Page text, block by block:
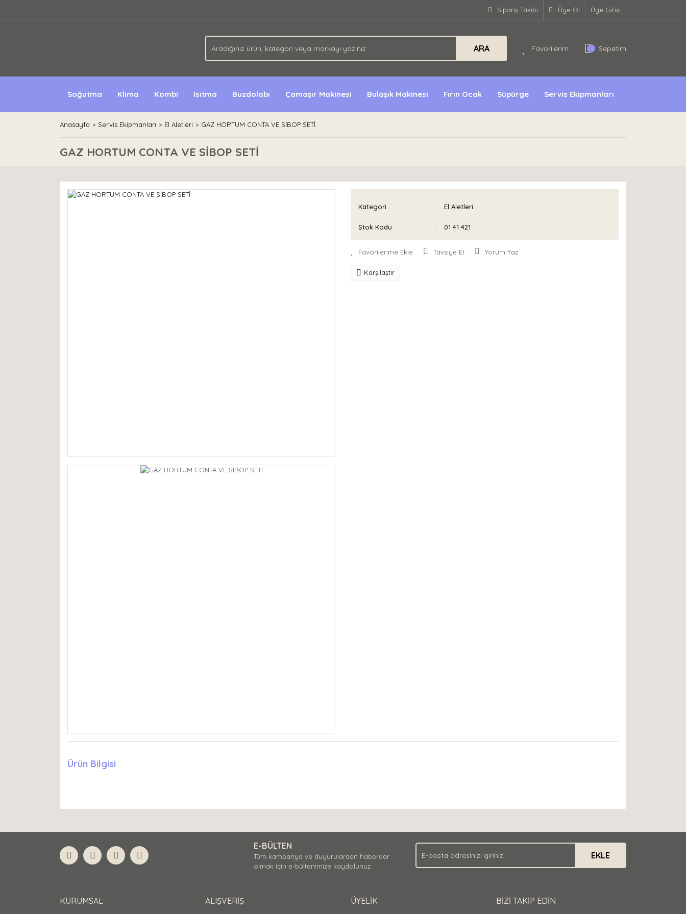
Sipariş Takibi Üye Ol Üye Girişi
ARA Favorilerim Sepetim
Soğutma Klima Kombi Isıtma Buzdolabı Çamaşır Makinesi Bulaşık Makinesi Fırın Ocak Süpürge Servis Ekipmanları
Anasayfa Servis Ekipmanları El Aletleri GAZ HORTUM CONTA VE SİBOP SETİ
GAZ HORTUM CONTA VE SİBOP SETİ
Kategori El Aletleri
Stok Kodu 01 41 421
Tavsiye Et Yorum Yaz
Karşılaştır
Ürün Bilgisi
E-BÜLTEN
Tüm kampanya ve duyurulardan haberdar
olmak için e-bültenimize kaydolunuz.
EKLE
KURUMSAL ALIŞVERİŞ ÜYELİK BİZİ TAKİP EDİN